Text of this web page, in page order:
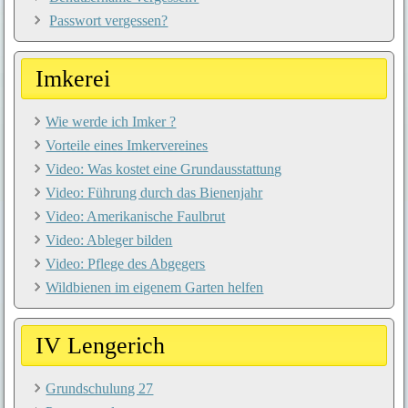
Passwort vergessen?
Imkerei
Wie werde ich Imker ?
Vorteile eines Imkervereines
Video: Was kostet eine Grundausstattung
Video: Führung durch das Bienenjahr
Video: Amerikanische Faulbrut
Video: Ableger bilden
Video: Pflege des Abgegers
Wildbienen im eigenem Garten helfen
IV Lengerich
Grundschulung 27